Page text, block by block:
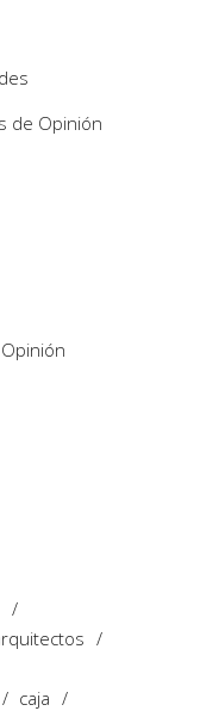
de Opinión
caja